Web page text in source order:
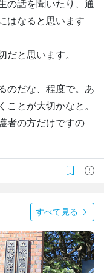
の話を聞いたり、通
はなると思います
だと思います。
のだな、程度で。あ
ことが大切かなと。
者の方だけですの
すべて見る